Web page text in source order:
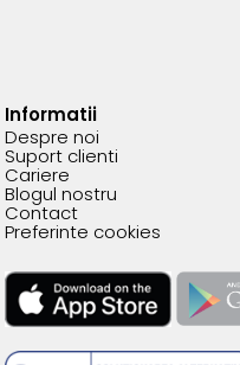
Informatii
Despre noi
Suport clienti
Cariere
Blogul nostru
Contact
Preferinte cookies